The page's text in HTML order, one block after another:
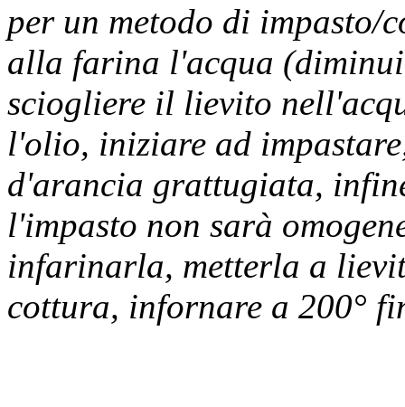
per un metodo di
alla farina l'acqua
sciogliere il lievito
l'olio, iniziare ad
d'arancia grattugiata,
l'impasto non sarà
infarinarla, metterla a
cottura, infornare a 200°